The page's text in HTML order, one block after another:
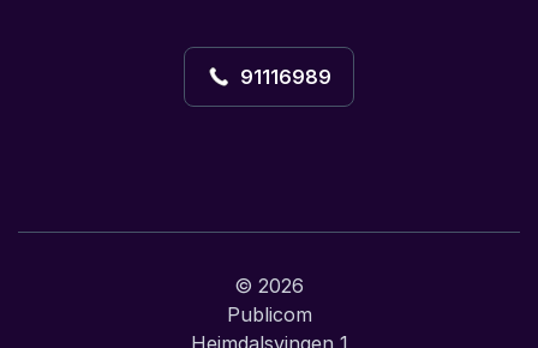
91116989
© 2026
Publicom
Heimdalsvingen 1